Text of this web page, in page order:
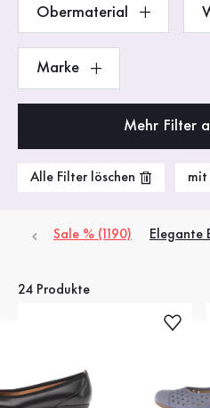
Obermaterial
Marke
Mehr Filter
Alle Filter löschen mit
Sale % (1190) Elegante
24 Produkte